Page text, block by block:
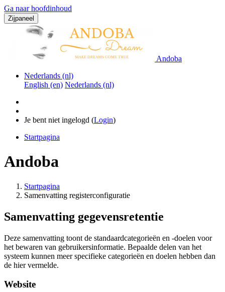
Ga naar hoofdinhoud
Zijpaneel
Andoba
Nederlands ‎(nl)‎
English ‎(en)‎ Nederlands ‎(nl)‎
Je bent niet ingelogd (Login)
Startpagina
Andoba
Startpagina
Samenvatting registerconfiguratie
Samenvatting gegevensretentie
Deze samenvatting toont de standaardcategorieën en -doelen voor
het bewaren van gebruikersinformatie. Bepaalde delen van het
systeem kunnen meer specifieke categorieën en doelen hebben dan
de hier vermelde.
Website